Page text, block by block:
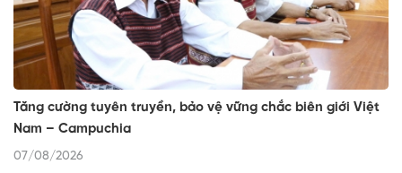
Tăng cường tuyên truyền, bảo vệ vững chắc biên giới Việt
Nam – Campuchia
07/08/2026